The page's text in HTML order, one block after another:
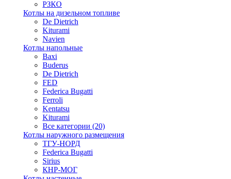
РЗКО
Котлы на дизельном топливе
De Dietrich
Kiturami
Navien
Котлы напольные
Baxi
Buderus
De Dietrich
FED
Federica Bugatti
Ferroli
Kentatsu
Kiturami
Все категории (20)
Котлы наружного размещения
ТГУ-НОРД
Federica Bugatti
Sirius
КНР-МОГ